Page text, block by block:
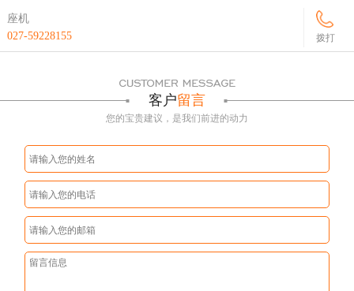
座机
027-59228155
拨打
客户留言
您的宝贵建议，是我们前进的动力